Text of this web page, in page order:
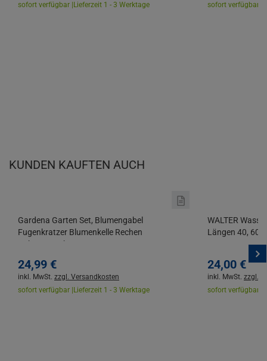
sofort verfügbar | Lieferzeit 1 - 3 Werktage
sofort verfügbar |
KUNDEN KAUFTEN AUCH
Gardena Garten Set, Blumengabel
Fugenkratzer Blumenkelle Rechen
Unkrautstecher
24,99 €
inkl. MwSt. zzgl. Versandkosten
sofort verfügbar | Lieferzeit 1 - 3 Werktage
WALTER
Längen 40, 60,
24,00 €
inkl. MwSt. zzgl.
sofort verfügbar |